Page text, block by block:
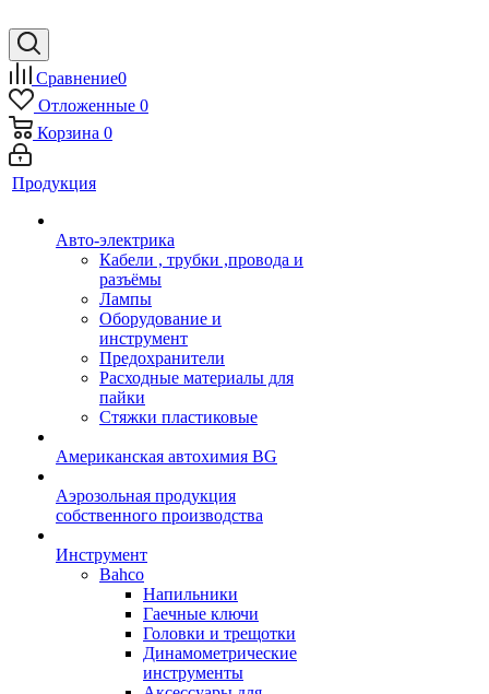
Сравнение0
Отложенные 0
Корзина 0
Продукция
Авто-электрика
Кабели , трубки ,провода и
разъёмы
Лампы
Оборудование и
инструмент
Предохранители
Расходные материалы для
пайки
Стяжки пластиковые
Американская автохимия BG
Аэрозольная продукция
собственного производства
Инструмент
Bahco
Напильники
Гаечные ключи
Головки и трещотки
Динамометрические
инструменты